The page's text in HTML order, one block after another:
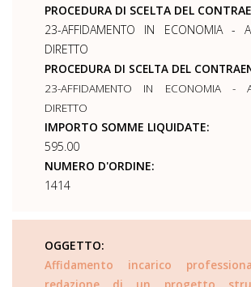
PROCEDURA DI SCELTA DEL
23-AFFIDAMENTO IN ECONOMIA -
DIRETTO
PROCEDURA DI SCELTA DEL
23-AFFIDAMENTO IN ECONOMIA -
DIRETTO
IMPORTO SOMME LIQUIDATE:
595.00
NUMERO D'ORDINE:
1414
OGGETTO:
Affidamento incarico